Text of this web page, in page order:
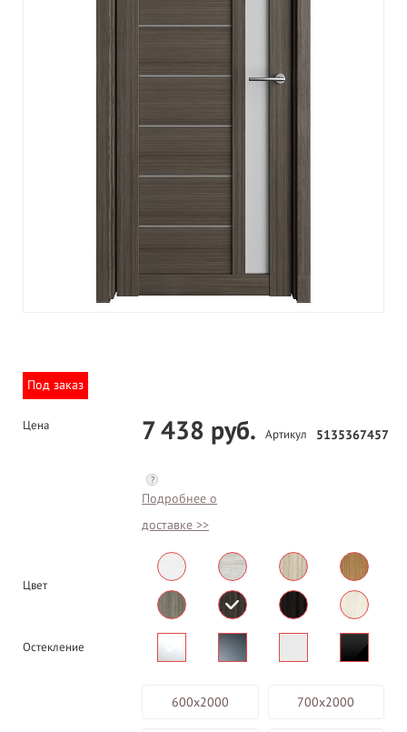
Под заказ
Цена 7 438 руб.
?
Подробнее о
доставке >>
Артикул 5135367457
Цвет
Остекление
600х2000 700х2000